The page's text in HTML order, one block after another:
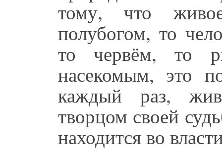
тому, что
полубогом, то
то червём, то
насекомым, это
каждый раз,
творцом своей
находится во